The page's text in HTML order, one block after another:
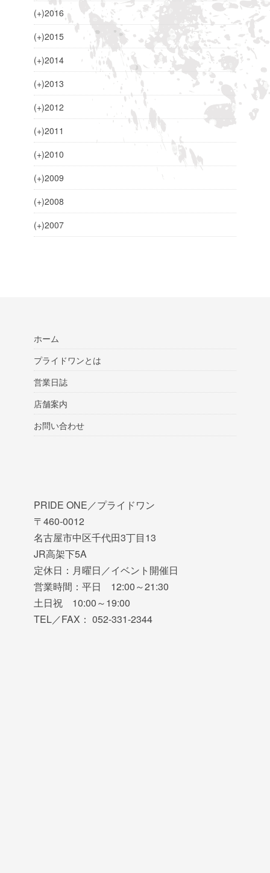
(+)2016
(+)2015
(+)2014
(+)2013
(+)2012
(+)2011
(+)2010
(+)2009
(+)2008
(+)2007
ホーム
プライドワンとは
営業日誌
店舗案内
お問い合わせ
PRIDE ONE／プライドワン
〒460-0012
名古屋市中区千代田3丁目13
JR高架下5A
定休日：月曜日／イベント開催日
営業時間：平日 12:00～21:30
土日祝 10:00～19:00
TEL／FAX： 052-331-2344